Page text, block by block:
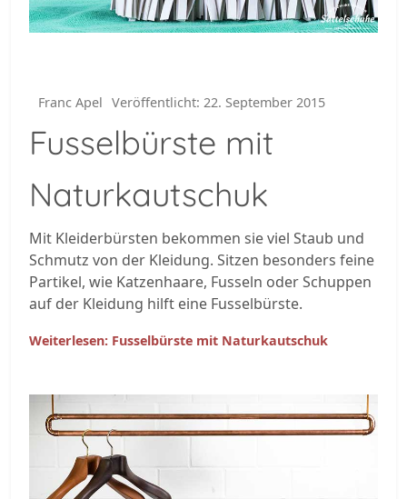
Franc Apel Veröffentlicht: 22. September 2015
Fusselbürste mit
Naturkautschuk
Mit Kleiderbürsten bekommen sie viel Staub und
Schmutz von der Kleidung. Sitzen besonders feine
Partikel, wie Katzenhaare, Fusseln oder Schuppen
auf der Kleidung hilft eine Fusselbürste.
Weiterlesen: Fusselbürste mit Naturkautschuk